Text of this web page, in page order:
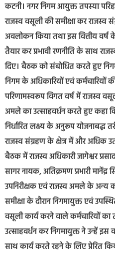
कटनी। नगर निगम आयुक्त तपस्या
राजस्व वसूली की समीक्षा कर राजस्व
अवलोकन किया तथा इस वित्तीय वर्ष
तैयार कर प्रभावी रणनीति के साथ
दिए। बैठक को संबोधित करते हुए
निगम के अधिकारियों एवं
परिणामस्वरूप विगत वर्ष में राजस्व
अमले का उत्साहवर्धन करते हुए कहा कि
निर्धारित लक्ष्य के अनुरूप योजनाबद्ध
राजस्व संग्रहण के क्षेत्र में और अधिक
बैठक में राजस्व अधिकारी जागेश्वर
सागर नायक, अतिक्रमण प्रभारी मानेंद्र
उपनिरीक्षक एवं राजस्व अमले के अन्य
समीक्षा के दौरान निगमायुक्त एवं
वसूली कार्य करने वाले कर्मचारियों
उत्साहवर्धन कर निगमायुक्त ने उन्हें इस
साथ कार्य करते रहने के लिए प्रेरित